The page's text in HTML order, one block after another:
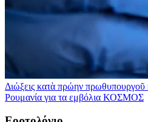
Διώξεις κατὰ πρώην
Ρουμανία για τα εμβόλια ΚΟΣΜΟΣ